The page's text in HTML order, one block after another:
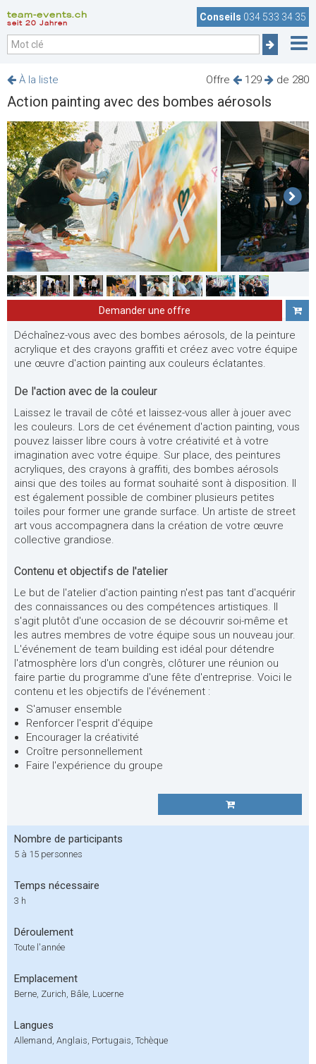
team-events.ch
seit 20 Jahren
Conseils 034 533 34 35
Offre 129 de 280
À la liste
Action painting avec des bombes aérosols
Demander une offre
Déchaînez-vous avec des bombes aérosols, de la peinture
acrylique et des crayons graffiti et créez avec votre équipe
une œuvre d'action painting aux couleurs éclatantes.
De l'action avec de la couleur
Laissez le travail de côté et laissez-vous aller à jouer avec
les couleurs. Lors de cet événement d'action painting, vous
pouvez laisser libre cours à votre créativité et à votre
imagination avec votre équipe. Sur place, des peintures
acryliques, des crayons à graffiti, des bombes aérosols
ainsi que des toiles au format souhaité sont à disposition. Il
est également possible de combiner plusieurs petites
toiles pour former une grande surface. Un artiste de street
art vous accompagnera dans la création de votre œuvre
collective grandiose.
Contenu et objectifs de l'atelier
Le but de l'atelier d'action painting n'est pas tant d'acquérir
des connaissances ou des compétences artistiques. Il
s'agit plutôt d'une occasion de se découvrir soi-même et
les autres membres de votre équipe sous un nouveau jour.
L'événement de team building est idéal pour détendre
l'atmosphère lors d'un congrès, clôturer une réunion ou
faire partie du programme d'une fête d'entreprise. Voici le
contenu et les objectifs de l'événement :
S'amuser ensemble
Renforcer l'esprit d'équipe
Encourager la créativité
Croître personnellement
Faire l'expérience du groupe
Nombre de participants
5 à 15 personnes
Temps nécessaire
3 h
Déroulement
Toute l'année
Emplacement
Berne, Zurich, Bâle, Lucerne
Langues
Allemand, Anglais, Portugais, Tchèque